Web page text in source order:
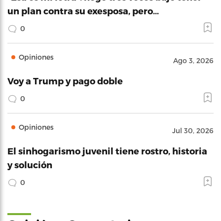
un plan contra su exesposa, pero…
0
Opiniones Ago 3, 2026
Voy a Trump y pago doble
0
Opiniones Jul 30, 2026
El sinhogarismo juvenil tiene rostro, historia
y solución
0